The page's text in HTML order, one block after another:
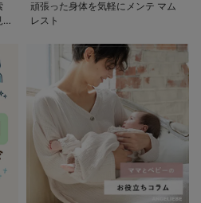
頑張った身体を気軽にメンテ マム
レスト